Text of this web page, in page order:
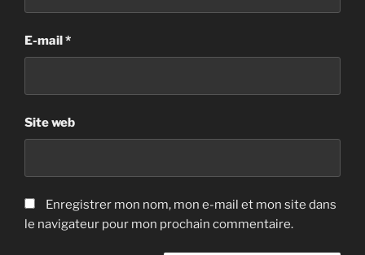
E-mail*
Site web
Enregistrer mon nom, mon e-mail et mon site dans
le navigateur pour mon prochain commentaire.